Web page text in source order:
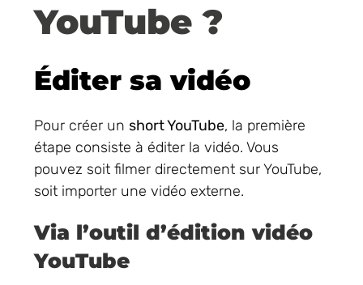
YouTube ?
Éditer sa vidéo
Pour créer un short YouTube, la première
étape consiste à éditer la vidéo. Vous
pouvez soit filmer directement sur YouTube,
soit importer une vidéo externe.
Via l’outil d’édition vidéo
YouTube